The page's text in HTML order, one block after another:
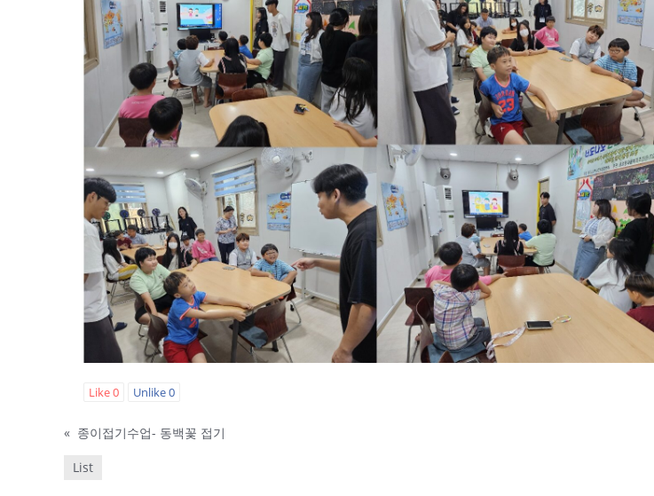
Like0 Unlike0
« 종이접기수업- 동백꽃 접기
List